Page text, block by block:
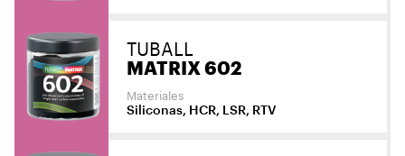
TUBALL
MATRIX 602
Materiales
Siliconas, HCR, LSR, RTV